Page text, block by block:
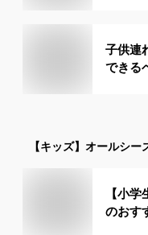
子供連
できる
【キッズ】 オールシー
【小
のおす